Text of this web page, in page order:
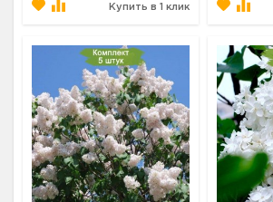
Купить в 1 клик